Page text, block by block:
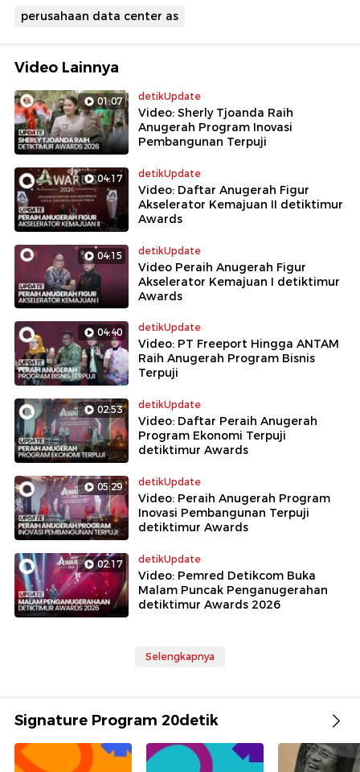
perusahaan data center as
Video Lainnya
01:07 detikUpdate
Video: Sherly Tjoanda Raih
Anugerah Program Inovasi
Pembangunan Terpuji
04:17 detikUpdate
Video: Daftar Anugerah Figur
Akselerator Kemajuan II detiktimur
Awards
04:15 detikUpdate
Video Peraih Anugerah Figur
Akselerator Kemajuan I detiktimur
Awards
04:40 detikUpdate
Video: PT Freeport Hingga ANTAM
Raih Anugerah Program Bisnis
Terpuji
02:53 detikUpdate
Video: Daftar Peraih Anugerah
Program Ekonomi Terpuji
detiktimur Awards
05:29 detikUpdate
Video: Peraih Anugerah Program
Inovasi Pembangunan Terpuji
detiktimur Awards
02:17 detikUpdate
Video: Pemred Detikcom Buka
Malam Puncak Penganugerahan
detiktimur Awards 2026
Selengkapnya
Signature Program 20detik